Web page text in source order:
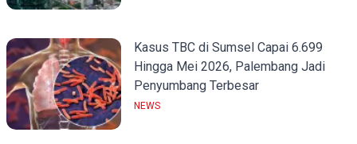
Kasus TBC di Sumsel Capai 6.699
Hingga Mei 2026, Palembang Jadi
Penyumbang Terbesar
NEWS